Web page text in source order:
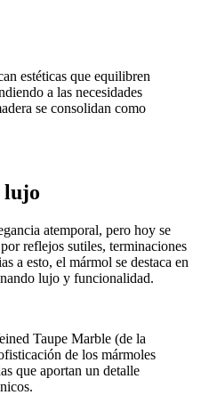
estéticas que equilibren
a las necesidades
se consolidan como
lujo
atemporal, pero hoy se
reflejos sutiles, terminaciones
a esto, el mármol se destaca en
lujo y funcionalidad.
Taupe Marble (de la
de los mármoles
que aportan un detalle